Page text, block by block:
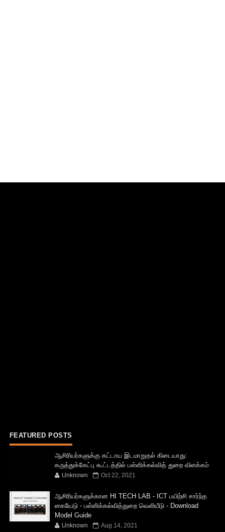
FEATURED POSTS
ஆசிரியர்களுக்கு கட்டாய இடமாறுதல் கிடையாது:
கருத்துக்கேட்பு கூட்டத்தில் பள்ளிக்கல்வித் துறை விளக்கம்
Unknown Oct 22, 2021
ஆசிரியர்களுக்கான HI TECH LAB - ICT பயிற்சி சார்ந்த
கையேடு - பள்ளிக்கல்வித்துறை வெளியீடு - Download
Model Guide
Unknown Aug 14, 2021